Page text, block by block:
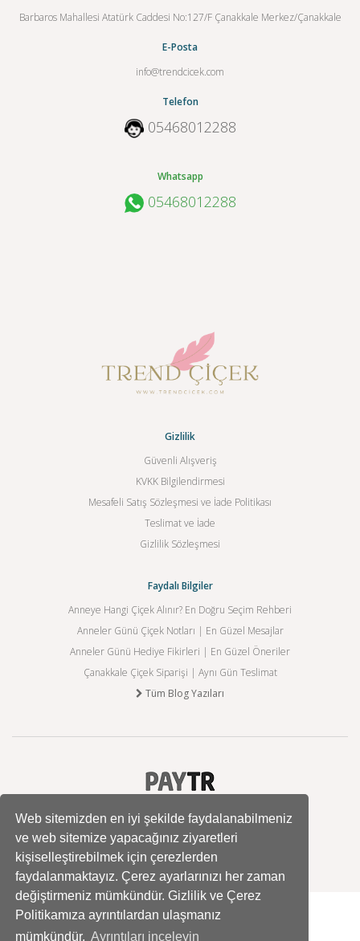
Web sitemizden en iyi şekilde faydalanabilmeniz
ve web sitemize yapacağınız ziyaretleri
kişiselleştirebilmek için çerezlerden
faydalanmaktayız. Çerez ayarlarınızı her zaman
değiştirmeniz mümkündür. Gizlilik ve Çerez
Politikamıza ayrıntılardan ulaşmanız
mümkündür. Ayrıntıları inceleyin
Barbaros Mahallesi Atatürk Caddesi No:127/F Çanakkale Merkez/Çanakkale
E-Posta
info@trendcicek.com
Telefon
05468012288
Whatsapp
05468012288
Gizlilik
Güvenli Alışveriş
KVKK Bilgilendirmesi
Mesafeli Satış Sözleşmesi ve İade Politikası
Teslimat ve İade
Gizlilik Sözleşmesi
Faydalı Bilgiler
Anneye Hangi Çiçek Alınır? En Doğru Seçim Rehberi
Anneler Günü Çiçek Notları | En Güzel Mesajlar
Anneler Günü Hediye Fikirleri | En Güzel Öneriler
Çanakkale Çiçek Siparişi | Aynı Gün Teslimat
Tüm Blog Yazıları